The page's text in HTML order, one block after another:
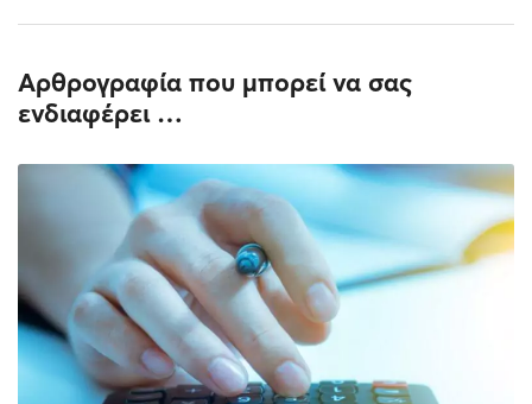
Αρθρογραφία που μπορεί να σας
ενδιαφέρει …